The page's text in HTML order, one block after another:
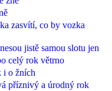
zasvítí, co by vozka
jistě samou slotu jen
celý rok větrno
i o žních
příznivý a úrodný rok